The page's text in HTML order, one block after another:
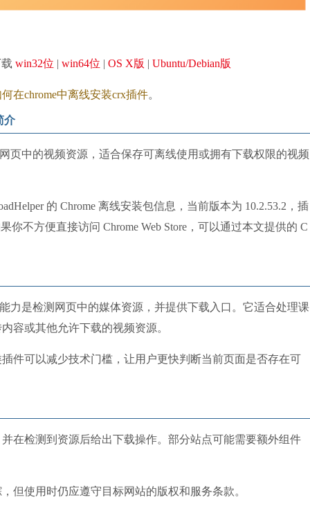
win32位 | win64位 | OS X版 | Ubuntu/Debian版
在chrome中离线安装crx插件。
介
页中的视频资源，适合保存可离线使用或拥有下载权限的视频
的 Chrome 离线安装包信息，当前版本为 10.2.53.2，插
你不方便直接访问 Chrome Web Store，可以通过本文提供的 C
力是检测网页中的媒体资源，并提供下载入口。它适合处理课
容或其他允许下载的视频资源。
件可以减少技术门槛，让用户更快判断当前页面是否存在可
在检测到资源后给出下载操作。部分站点可能需要额外组件
但使用时仍应遵守目标网站的版权和服务条款。